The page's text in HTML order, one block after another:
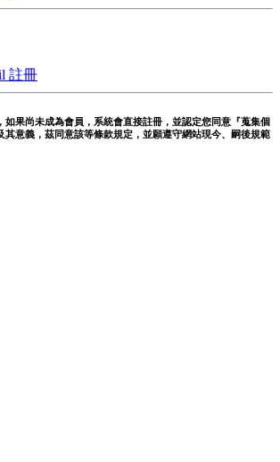
註冊
如果尚未成為會員，系統會直接註冊，並認定您同意『蒐集個
其意義，茲同意該等條款規定，並願遵守網站現今、嗣後規範